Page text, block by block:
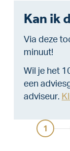
Kan ik
Via deze
minuut!
Wil je het
een
adviseur.